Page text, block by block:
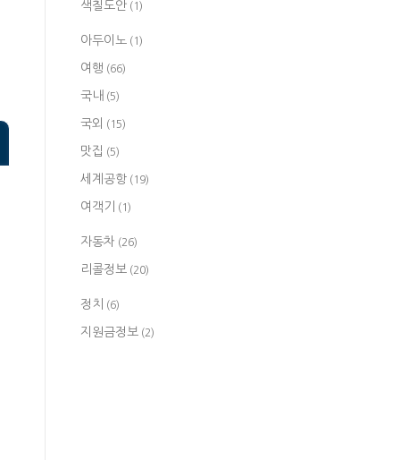
색칠도안 (1)
아두이노 (1)
여행 (66)
국내 (5)
국외 (15)
맛집 (5)
세계공항 (19)
여객기 (1)
자동차 (26)
리콜정보 (20)
정치 (6)
지원금정보 (2)